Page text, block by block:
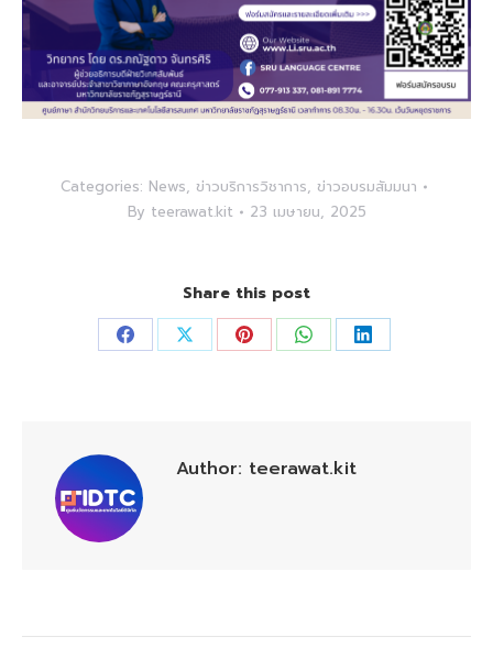
Categories: News, ข่าวบริการวิชาการ, ข่าวอบรมสัมมนา
By teerawat.kit 23 เมษายน, 2025
Share this post
Share Share Share Share Share
Author: teerawat.kit